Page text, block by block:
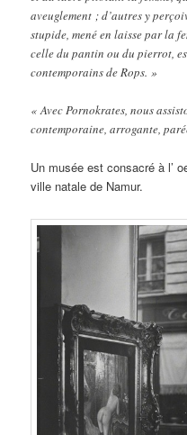
aveuglement ; d’autres y
stupide, mené en laisse par la
celle du pantin ou du pierrot,
contemporains de Rops. »
« Avec Pornokrates, nous
contemporaine, arrogante,
Un musée est consacré à l’
ville natale de Namur.